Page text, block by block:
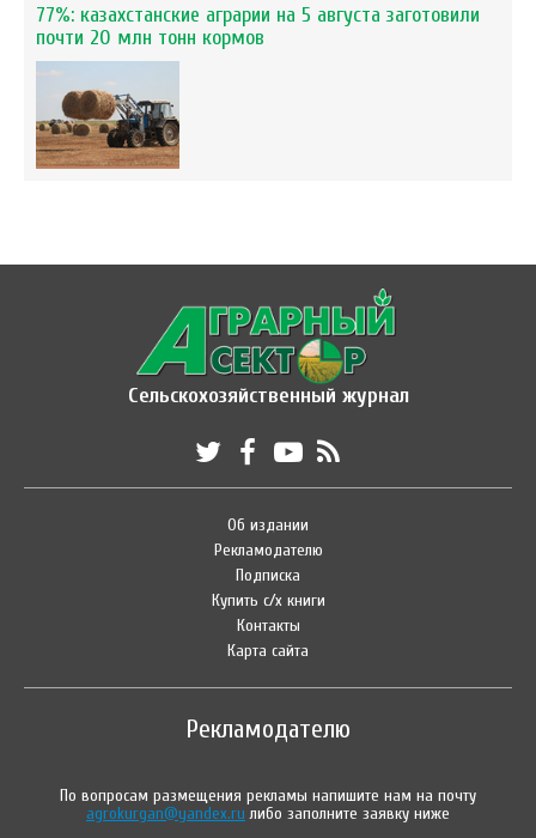
77%: казахстанские аграрии на 5 августа заготовили
почти 20 млн тонн кормов
Сельскохозяйственный журнал
Об издании
Рекламодателю
Подписка
Купить с/х книги
Контакты
Карта сайта
Рекламодателю
По вопросам размещения рекламы напишите нам на почту
agrokurgan@yandex.ru либо заполните заявку ниже